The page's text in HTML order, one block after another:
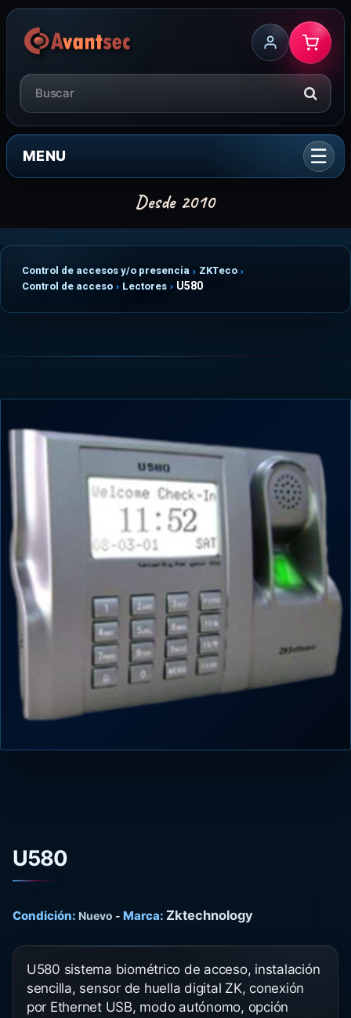
MENU
Control de accesos y/o presencia
ZKTeco
Control de acceso
Lectores U580
U580
Condición: Nuevo - Marca: Zktechnology
U580 sistema biométrico de acceso, instalación
sencilla, sensor de huella digital ZK, conexión
por Ethernet USB, modo autónomo, opción